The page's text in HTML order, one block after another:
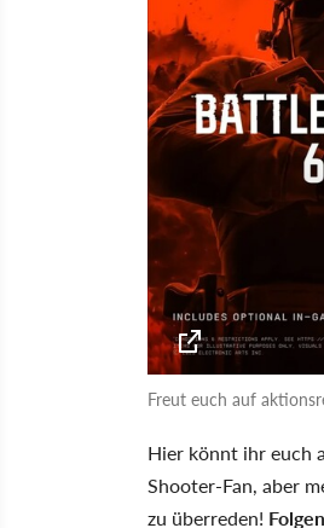
Freut euch auf
Hier könnt ihr euch
Shooter-Fan, aber
zu überreden!